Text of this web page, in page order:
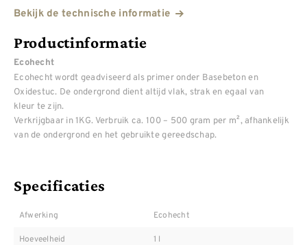
Bekijk de technische informatie
Productinformatie
Ecohecht
Ecohecht wordt geadviseerd als primer onder Basebeton en
Oxidestuc. De ondergrond dient altijd vlak, strak en egaal van
kleur te zijn.
Verkrijgbaar in 1KG. Verbruik ca. 100 – 500 gram per m², afhankelijk
van de ondergrond en het gebruikte gereedschap.
Specificaties
Afwerking Ecohecht
Hoeveelheid 1 l